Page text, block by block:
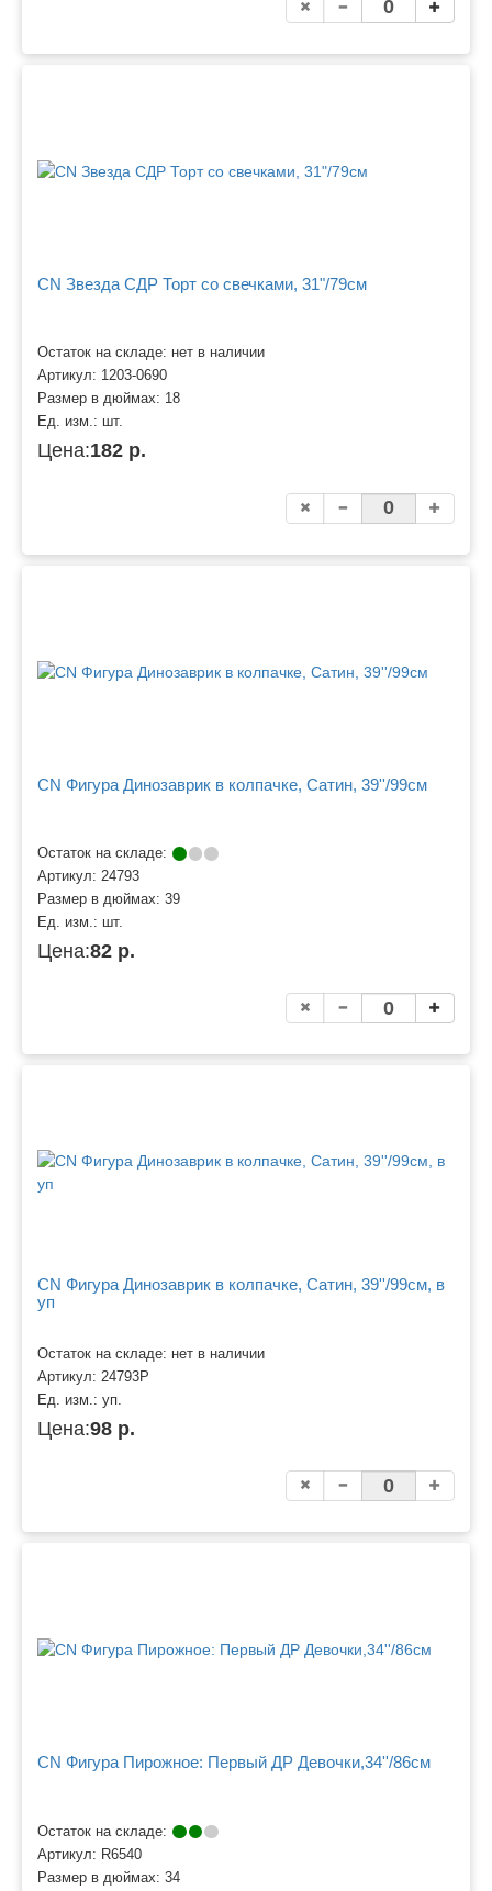
CN Звезда СДР Торт со свечками, 31"/79см
Остаток на складе: нет в наличии
Артикул: 1203-0690
Размер в дюймах: 18
Ед. изм.: шт.
Цена:182 р.
CN Фигура Динозаврик в колпачке, Сатин, 39''/99см
Остаток на складе:
Артикул: 24793
Размер в дюймах: 39
Ед. изм.: шт.
Цена:82 р.
CN Фигура Динозаврик в колпачке, Сатин, 39''/99см, в
уп
Остаток на складе: нет в наличии
Артикул: 24793P
Ед. изм.: уп.
Цена:98 р.
CN Фигура Пирожное: Первый ДР Девочки,34''/86см
Остаток на складе:
Артикул: R6540
Размер в дюймах: 34